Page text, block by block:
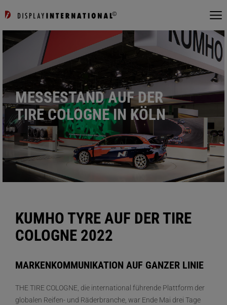
MESSESTAND AUF DER
TIRE COLOGNE IN KÖLN
KUMHO TYRE AUF DER TIRE
COLOGNE 2022
MARKENKOMMUNIKATION AUF GANZER LINIE
THE TIRE COLOGNE, die international führende Plattform der
globalen Reifen- und Räderbranche, war Ende Mai drei Tage